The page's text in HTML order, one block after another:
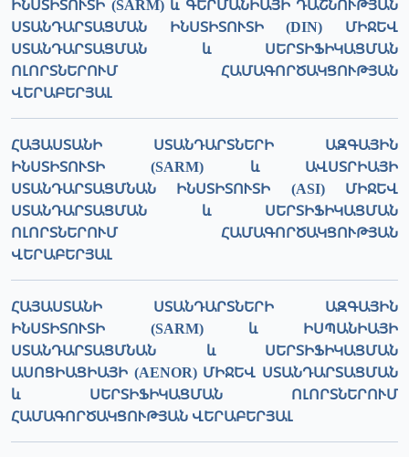
ԻՆՍՏԻՏՈՒՏԻ (SARM) և ԳԵՐՄԱՆԻԱՅԻ ԴԱՇՆՈՒԹՅԱՆ
ՍՏԱՆԴԱՐՏԱՑՄԱՆ ԻՆՍՏԻՏՈՒՏԻ (DIN) ՄԻՋԵՎ
ՍՏԱՆԴԱՐՏԱՑՄԱՆ և ՍԵՐՏԻՖԻԿԱՑՄԱՆ
ՈԼՈՐՏՆԵՐՈՒՄ ՀԱՄԱԳՈՐԾԱԿՑՈՒԹՅԱՆ
ՎԵՐԱԲԵՐՅԱԼ
ՀԱՅԱՍՏԱՆԻ ՍՏԱՆԴԱՐՏՆԵՐԻ ԱԶԳԱՅԻՆ
ԻՆՍՏԻՏՈՒՏԻ (SARM) և ԱՎՍՏՐԻԱՅԻ
ՍՏԱՆԴԱՐՏԱՑՄՆԱՆ ԻՆՍՏԻՏՈՒՏԻ (ASI) ՄԻՋԵՎ
ՍՏԱՆԴԱՐՏԱՑՄԱՆ և ՍԵՐՏԻՖԻԿԱՑՄԱՆ
ՈԼՈՐՏՆԵՐՈՒՄ ՀԱՄԱԳՈՐԾԱԿՑՈՒԹՅԱՆ
ՎԵՐԱԲԵՐՅԱԼ
ՀԱՅԱՍՏԱՆԻ ՍՏԱՆԴԱՐՏՆԵՐԻ ԱԶԳԱՅԻՆ
ԻՆՍՏԻՏՈՒՏԻ (SARM) և ԻՍՊԱՆԻԱՅԻ
ՍՏԱՆԴԱՐՏԱՑՄՆԱՆ և ՍԵՐՏԻՖԻԿԱՑՄԱՆ
ԱՍՈՑԻԱՑԻԱՅԻ (AENOR) ՄԻՋԵՎ ՍՏԱՆԴԱՐՏԱՑՄԱՆ
և ՍԵՐՏԻՖԻԿԱՑՄԱՆ ՈԼՈՐՏՆԵՐՈՒՄ
ՀԱՄԱԳՈՐԾԱԿՑՈՒԹՅԱՆ ՎԵՐԱԲԵՐՅԱԼ